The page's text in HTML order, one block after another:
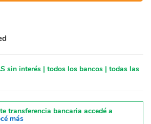
sin interés | todos los bancos | todas las
transferencia bancaria accedé a
más